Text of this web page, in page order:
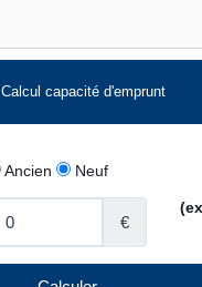
Calcul capacité d'emprunt